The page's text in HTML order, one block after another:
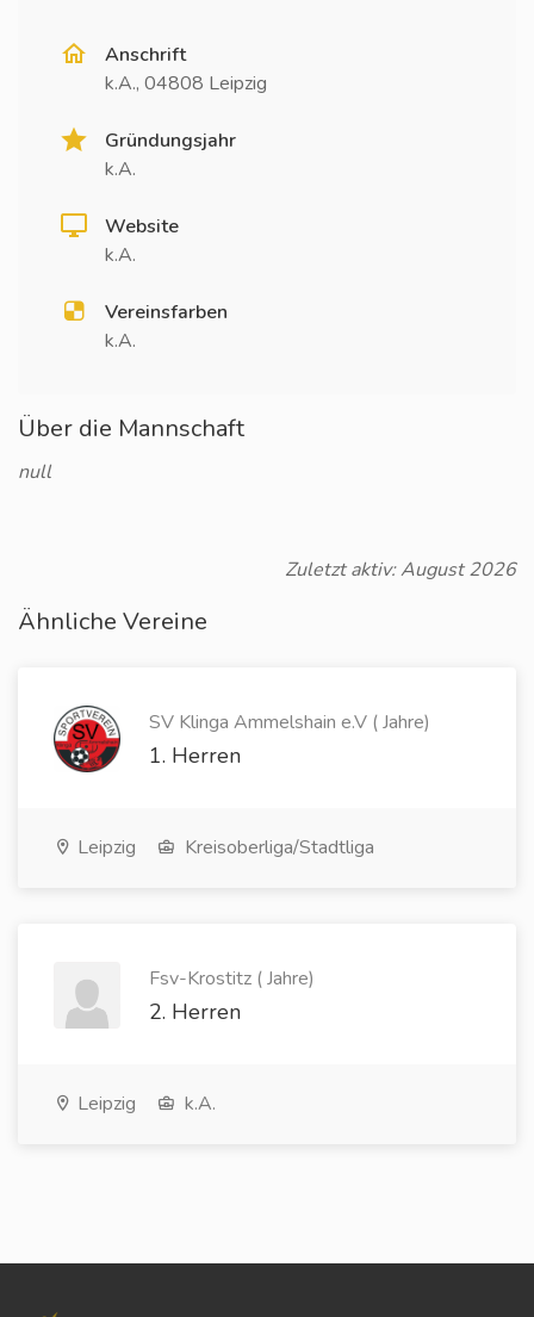
Anschrift
k.A., 04808 Leipzig
Gründungsjahr
k.A.
Website
k.A.
Vereinsfarben
k.A.
Über die Mannschaft
null
Zuletzt aktiv: August 2026
Ähnliche Vereine
SV Klinga Ammelshain e.V ( Jahre)
1. Herren
Leipzig Kreisoberliga/Stadtliga
Fsv-Krostitz ( Jahre)
2. Herren
Leipzig k.A.